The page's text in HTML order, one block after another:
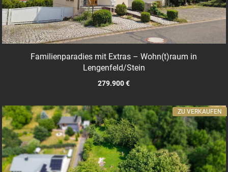
Familienparadies mit Extras – Wohn(t)raum in
Lengenfeld/Stein
279.900 €
ZU VERKAUFEN